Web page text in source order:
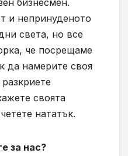
бизнесмен.
и непринуденото
света, но все
че посрещаме
да намерите своя
своята
нататък.
за нас?